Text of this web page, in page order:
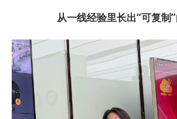
从一线经验里长出“可复制